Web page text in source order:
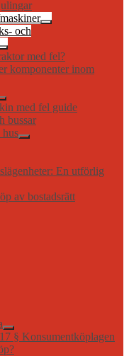
och
med fel?
komponenter inom
med fel guide
bussar
En utförlig
av bostadsrätt
§ Konsumentköplagen